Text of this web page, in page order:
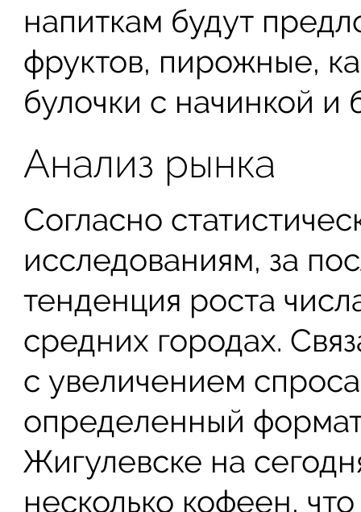
напиткам будут
фруктов, пирожные,
булочки с начинкой и
Анализ рынка
Согласно
исследованиям, за
тенденция роста
средних городах.
с увеличением
определенный
Жигулевске на
несколько кофеен,